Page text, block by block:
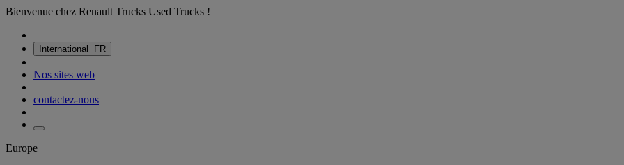
Bienvenue chez Renault Trucks Used Trucks !
International FR
Nos sites web
contactez-nous
Europe